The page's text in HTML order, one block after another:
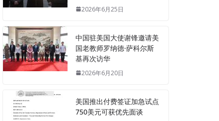
2026年6月25日
中国驻美国大使谢锋邀请美
国老教师罗纳德·萨科尔斯
基再次访华
2026年6月20日
美国推出付费签证加急试点
750美元可获优先面谈